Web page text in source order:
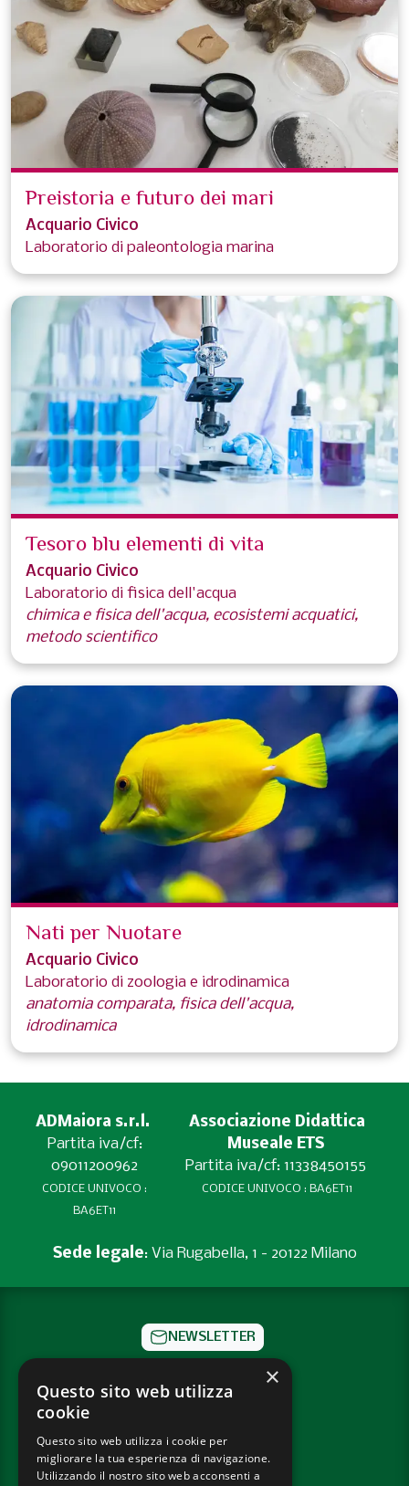
Preistoria e futuro dei mari
Acquario Civico
Laboratorio di paleontologia marina
Tesoro blu elementi di vita
Acquario Civico
Laboratorio di fisica dell'acqua
chimica e fisica dell'acqua, ecosistemi acquatici,
metodo scientifico
Nati per Nuotare
Acquario Civico
Laboratorio di zoologia e idrodinamica
anatomia comparata, fisica dell'acqua,
idrodinamica
ADMaiora s.r.l.
Partita iva/cf:
09011200962
CODICE UNIVOCO :
BA6ET11
Associazione Didattica
Museale ETS
Partita iva/cf: 11338450155
CODICE UNIVOCO : BA6ET11
Sede legale: Via Rugabella, 1 - 20122 Milano
NEWSLETTER
CONTATTI
PRIVACY POLICY
×
Questo sito web utilizza
cookie
Questo sito web utilizza i cookie per
migliorare la tua esperienza di navigazione.
Utilizzando il nostro sito web acconsenti a